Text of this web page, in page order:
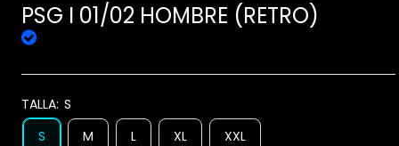
PSG I 01/02 HOMBRE (RETRO)
TALLA: S
S
M L XL XXL